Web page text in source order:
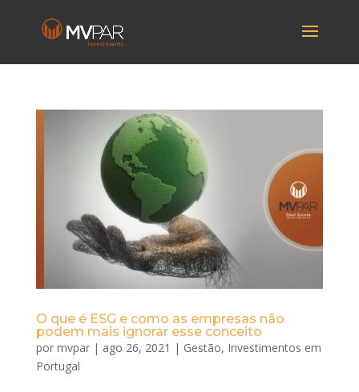
O que é ESG e como as empresas não
podem mais ignorar esse conceito
por mvpar| ago 26, 2021 | Gestão, Investimentos em
Portugal